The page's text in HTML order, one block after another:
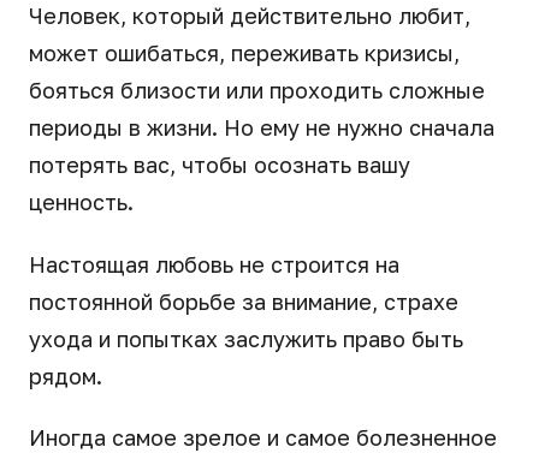
Человек, который действительно любит,
может ошибаться, переживать кризисы,
бояться близости или проходить сложные
периоды в жизни. Но ему не нужно сначала
потерять вас, чтобы осознать вашу
ценность.
Настоящая любовь не строится на
постоянной борьбе за внимание, страхе
ухода и попытках заслужить право быть
рядом.
Иногда самое зрелое и самое болезненное